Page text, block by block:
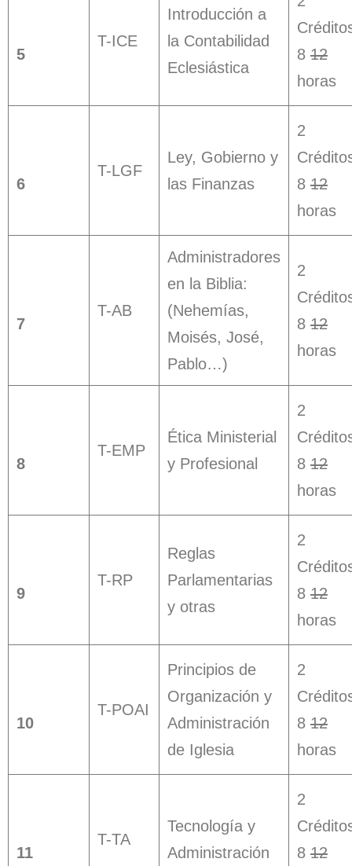
5
T-ICE
Introducción a
la Contabilidad
Eclesiástica
8 12
horas
6
T-LGF
Ley, Gobierno y
las Finanzas
2
8 12
horas
7
T-AB
Administradores
en la Biblia:
(Nehemías,
Moisés, José,
Pablo…)
2
8 12
horas
8
T-EMP
Ética Ministerial
y Profesional
2
8 12
horas
9
T-RP
Reglas
Parlamentarias
y otras
2
8 12
horas
10
T-POAI
Principios de
Organización y
Administración
de Iglesia
2
8 12
horas
11
T-TA
Tecnología y
Administración
2
8 12